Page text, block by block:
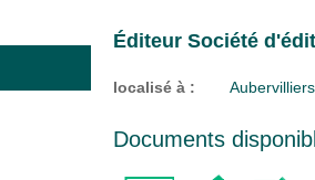
Éditeur Société
localisé à : Aubervilliers
Documents